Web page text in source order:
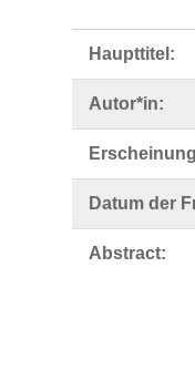
Haupttitel:
Autor*in:
Datum der
Abstract: